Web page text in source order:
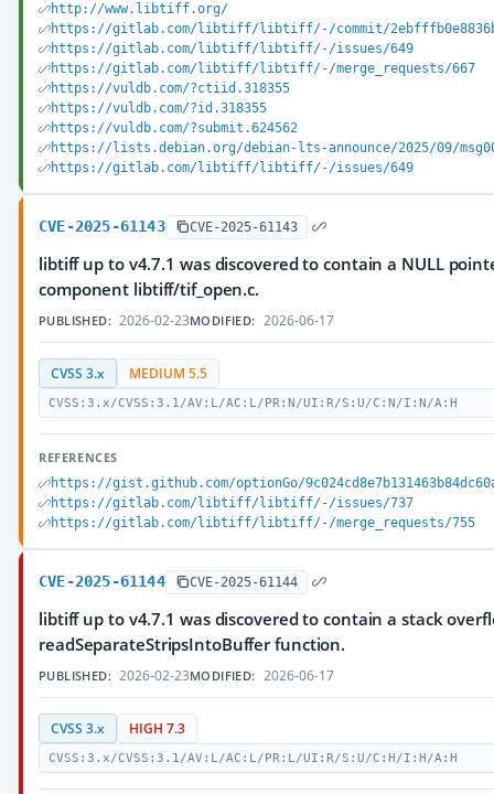
http://www.libtiff.org/
https://gitlab.com/libtiff/libtiff/-/commit/
https://gitlab.com/libtiff/libtiff/-/issues/649
https://gitlab.com/libtiff/libtiff/-/merge_requests/667
https://vuldb.com/?ctiid.318355
https://vuldb.com/?id.318355
https://vuldb.com/?submit.624562
https://lists.debian.org/debian-lts-announce/2025/09/
https://gitlab.com/libtiff/libtiff/-/issues/649
CVE-2025-61143 CVE-2025-61143
libtiff up to v4.7.1 was discovered to contain a NULL
component libtiff/tif_open.c.
PUBLISHED: 2026-02-23MODIFIED: 2026-06-17
CVSS 3.x MEDIUM 5.5
CVSS:3.x/CVSS:3.1/AV:L/AC:L/PR:N/UI:R/S:U/C:N/I:N/A:H
REFERENCES
https://gist.github.com/optionGo/
https://gitlab.com/libtiff/libtiff/-/issues/737
https://gitlab.com/libtiff/libtiff/-/merge_requests/755
CVE-2025-61144 CVE-2025-61144
libtiff up to v4.7.1 was discovered to contain a stack
readSeparateStripsIntoBuffer function.
PUBLISHED: 2026-02-23MODIFIED: 2026-06-17
CVSS 3.x HIGH 7.3
CVSS:3.x/CVSS:3.1/AV:L/AC:L/PR:L/UI:R/S:U/C:H/I:H/A:H